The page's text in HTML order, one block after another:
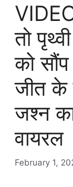
तो
को सौंप
जीत के
जश्न
वायरल
February 1,